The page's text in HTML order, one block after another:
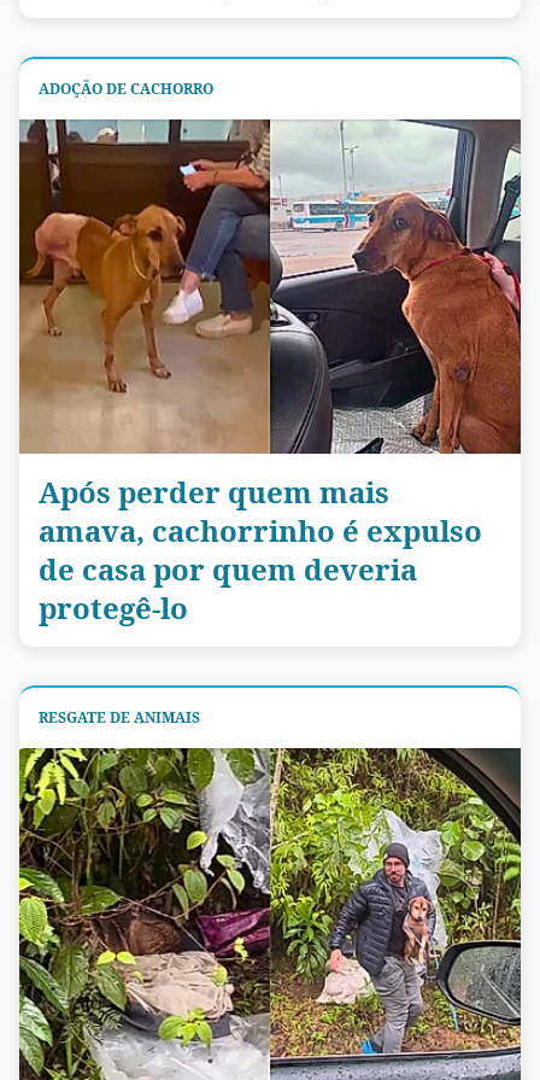
ADOÇÃO DE CACHORRO
Após perder quem mais
amava, cachorrinho é expulso
de casa por quem deveria
protegê-lo
RESGATE DE ANIMAIS